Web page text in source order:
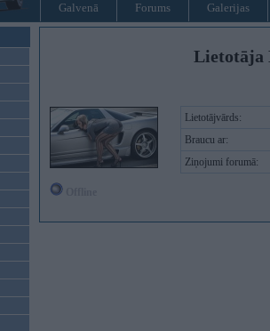
Galvenā Forums Galerijas
Lietotāja
Lietotājvārds:
Braucu ar:
Ziņojumi forumā: